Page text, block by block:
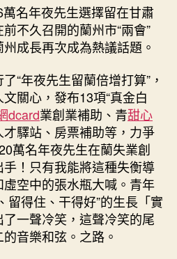
專
包
養
網”
才
引
才
“誠
意
滿
滿”
留
才
用
才〉
名年夜先生選擇留在甘肅
不久召開的蘭州市“兩會”
成長再次成為熱議話題。
“年夜先生留蘭倍增打算”，
關心，發布13項“真金白
dcard業創業補助、青甜心
才驛站、房票補助等，力爭
萬名年夜先生在蘭失業創
！只有我能將這種失衡導
空中的張水瓶大喊。青年
留得住、干得好”的生長「實
一聲冷笑，這聲冷笑的尾
音樂和弦。之路。